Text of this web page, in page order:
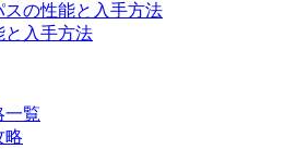
の性能と入手方法
と入手方法
一覧
略